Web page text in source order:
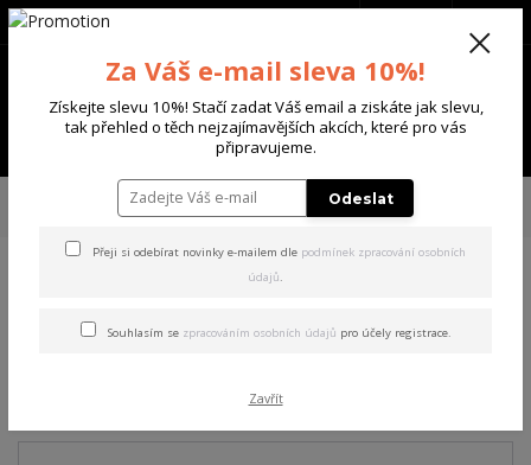
Menu
+420 702 136 620
TRIKA & TÍLKA
Yakuza pánské tričko Crusher Regular
Basic T-Shirt black 4XL
Regular Basic T-Shirt black
Za Váš e-mail sleva 10%!
Získejte slevu 10%! Stačí zadat Váš email a ziskáte jak slevu,
tak přehled o těch nejzajímavějších akcích, které pro vás
připravujeme.
Odeslat
Přeji si odebírat novinky e-mailem dle podmínek zpracování osobních
údajů.
Souhlasím se zpracováním osobních údajů pro účely registrace.
Zavřít